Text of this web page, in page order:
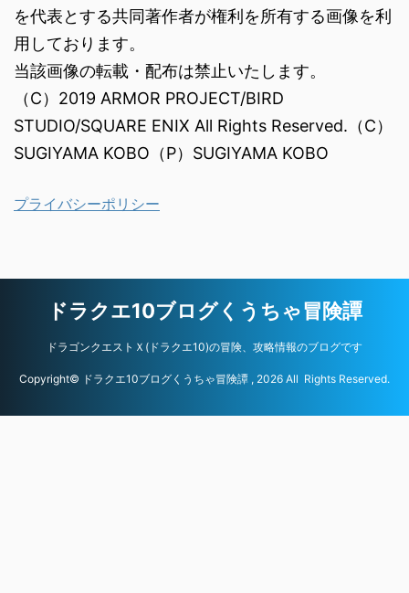
を代表とする共同著作者が権利を所有する画像を利
用しております。
当該画像の転載・配布は禁止いたします。
（C）2019 ARMOR PROJECT/BIRD
STUDIO/SQUARE ENIX All Rights Reserved.（C）
SUGIYAMA KOBO（P）SUGIYAMA KOBO
プライバシーポリシー
ドラクエ10ブログくうちゃ冒険譚
ドラゴンクエストＸ(ドラクエ10)の冒険、攻略情報のブログです
Copyright© ドラクエ10ブログくうちゃ冒険譚 , 2026 All Rights Reserved.